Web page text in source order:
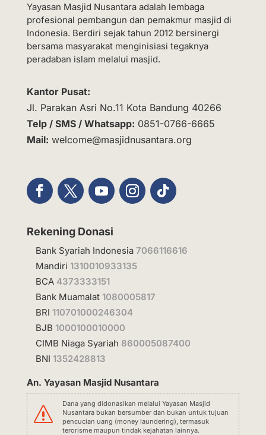
Yayasan Masjid Nusantara adalah lembaga
profesional pembangun dan pemakmur masjid di
Indonesia. Berdiri sejak tahun 2012 bersinergi
bersama masyarakat menginisiasi tegaknya
peradaban islam melalui masjid.
Kantor Pusat:
Jl. Parakan Asri No.11 Kota Bandung 40266
Telp / SMS / Whatsapp: 0851-0766-6665
Mail: welcome@masjidnusantara.org
Rekening Donasi
Bank Syariah Indonesia 7066116616
Mandiri 1310010933135
BCA 4373333151
Bank Muamalat 1080005817
BRI 110701000246304
BJB 1000100010000
CIMB Niaga Syariah 860005087400
BNI 1352428813
An. Yayasan Masjid Nusantara
s
Dana yang didonasikan melalui Yayasan Masjid
Nusantara bukan bersumber dan bukan untuk tujuan
pencucian uang (money laundering), termasuk
terorisme maupun tindak kejahatan lainnya.